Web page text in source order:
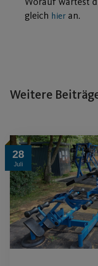
gleich hier an.
Weitere
28
Juli